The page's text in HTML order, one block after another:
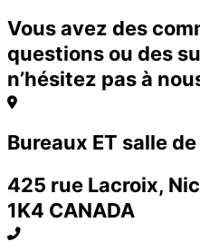
Vous avez des
questions ou des
n’hésitez pas à
Bureaux ET salle
425 rue Lacroix,
1K4 CANADA